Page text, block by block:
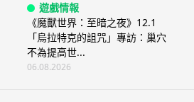
遊戲情報
《魔獸世界：至暗之夜》12.1
「烏拉特克的詛咒」專訪：巢穴
不為提高世...
06.08.2026